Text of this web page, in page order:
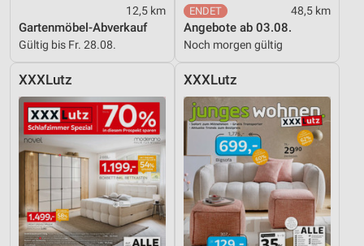
12,5 km
Gartenmöbel-Abverkauf
Gültig bis Fr. 28.08.
48,5 km
Angebote ab 03.08.
Noch morgen gültig
XXXLutz XXXLutz